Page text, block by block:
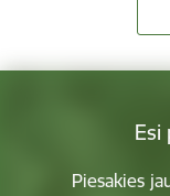
Esi
Piesakies